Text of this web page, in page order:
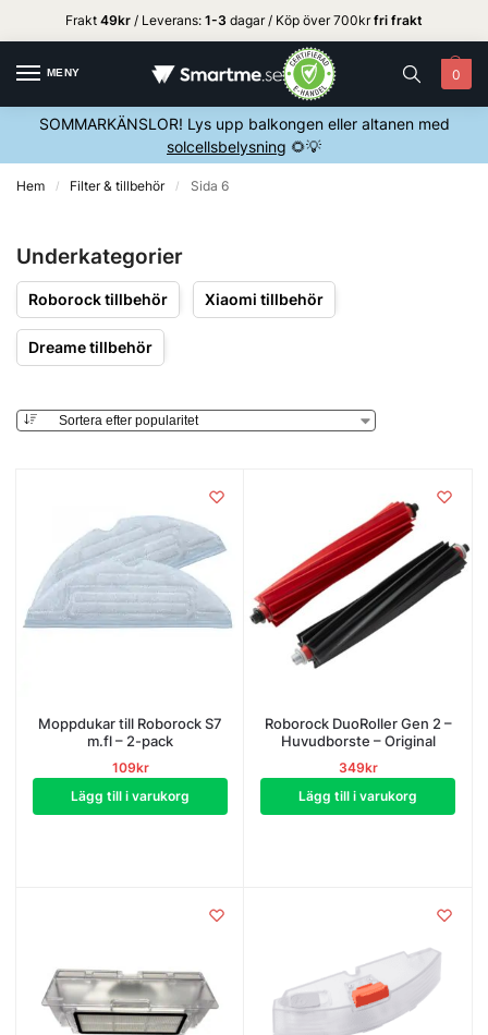
Frakt 49kr / Leverans: 1-3 dagar / Köp över 700krfri frakt
MENY 0
SOMMARKÄNSLOR! Lys upp balkongen eller altanen med
solcellsbelysning 🌻💡
Hem / Filter & tillbehör / Sida 6
Underkategorier
Roborock tillbehör Xiaomi tillbehör
Dreame tillbehör
Moppdukar till Roborock S7
m.fl – 2-pack
109kr
Lägg till i varukorg
Roborock DuoRoller Gen 2 –
Huvudborste – Original
349kr
Lägg till i varukorg